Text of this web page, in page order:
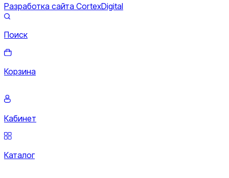
Разработка сайта CortexDigital
Поиск
Корзина
Кабинет
Каталог